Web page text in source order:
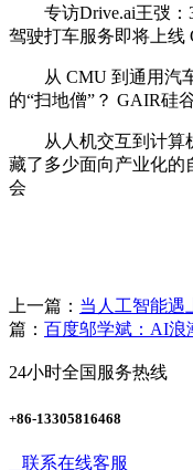
专访Drive.ai王弢：3
驾驶打车服务即将上线
从 CMU 到通用汽车
的“扫地僧”？ GAIR硅
从人机交互到计算机
藏了多少面向产业化的
会
上一篇： 当人工智能遇
篇： 百度邬学斌：AI浪
24小时全国服务热线
+86-13305816468
联系在线客服